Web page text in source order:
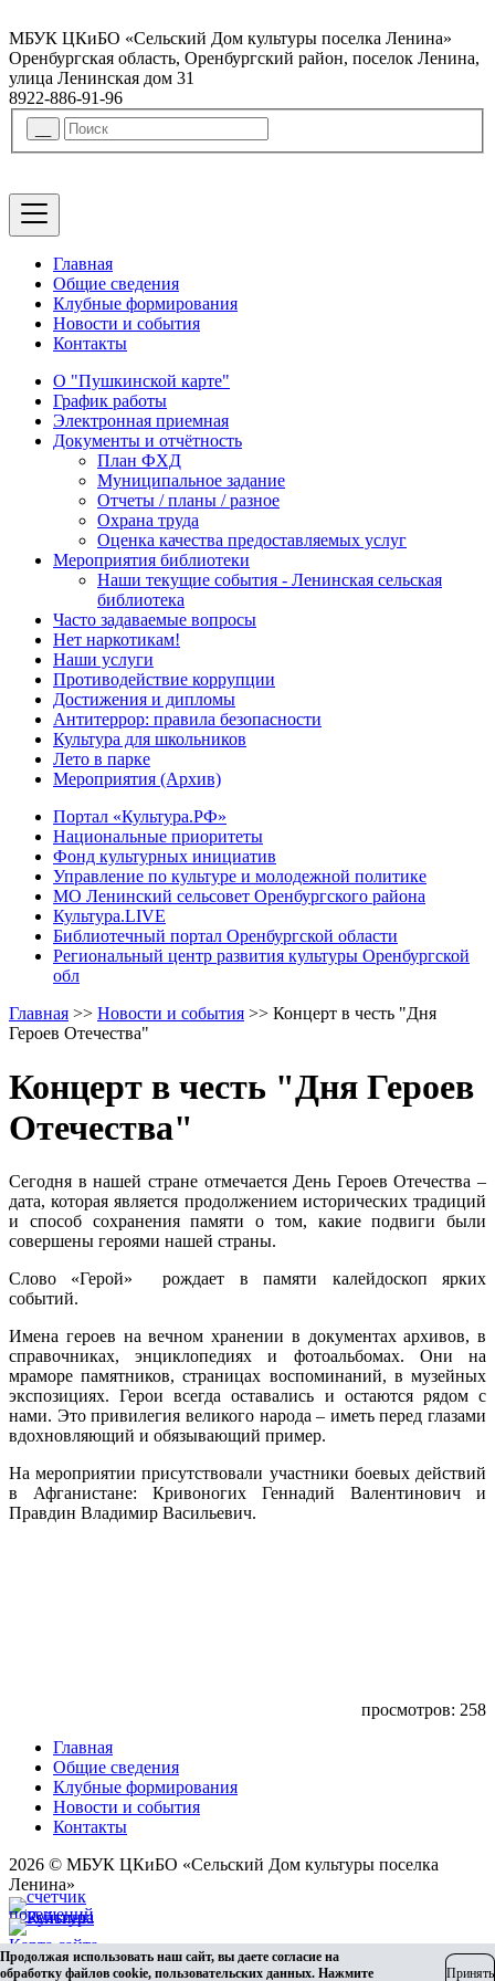
МБУК ЦКиБО «Сельский Дом культуры поселка Ленина»
Оренбургская область, Оренбургский район, поселок Ленина,
улица Ленинская дом 31
8922-886-91-96
Главная
Общие сведения
Клубные формирования
Новости и события
Контакты
О "Пушкинской карте"
График работы
Электронная приемная
Документы и отчётность
План ФХД
Муниципальное задание
Отчеты / планы / разное
Охрана труда
Оценка качества предоставляемых услуг
Мероприятия библиотеки
Наши текущие события - Ленинская сельская
библиотека
Часто задаваемые вопросы
Нет наркотикам!
Наши услуги
Противодействие коррупции
Достижения и дипломы
Антитеррор: правила безопасности
Культура для школьников
Лето в парке
Мероприятия (Архив)
Портал «Культура.РФ»
Национальные приоритеты
Фонд культурных инициатив
Управление по культуре и молодежной политике
МО Ленинский сельсовет Оренбургского района
Культура.LIVE
Библиотечный портал Оренбургской области
Региональный центр развития культуры Оренбургской
обл
Главная >> Новости и события >> Концерт в честь "Дня
Героев Отечества"
Концерт в честь "Дня Героев
Отечества"
Сегодня в нашей стране отмечается День Героев Отечества –
дата, которая является продолжением исторических традиций
и способ сохранения памяти о том, какие подвиги были
совершены героями нашей страны.
Слово «Герой» ​ рождает в памяти калейдоскоп ярких
событий.
Имена героев на вечном хранении в документах архивов, в
справочниках, энциклопедиях и фотоальбомах. Они на
мраморе памятников, страницах воспоминаний, в музейных
экспозициях. Герои всегда оставались и остаются рядом с
нами. Это привилегия великого народа – иметь перед глазами
вдохновляющий и обязывающий пример.
На мероприятии присутствовали участники боевых действий
в Афганистане: Кривоногих Геннадий Валентинович и
Правдин Владимир Васильевич.
просмотров: 258
Главная
Общие сведения
Клубные формирования
Новости и события
Контакты
2026 © МБУК ЦКиБО «Сельский Дом культуры поселка
Ленина»
Карта сайта
Разработка сайта
Продолжая использовать наш сайт, вы даете согласие на
обработку файлов cookie, пользовательских данных. Нажмите
Принять